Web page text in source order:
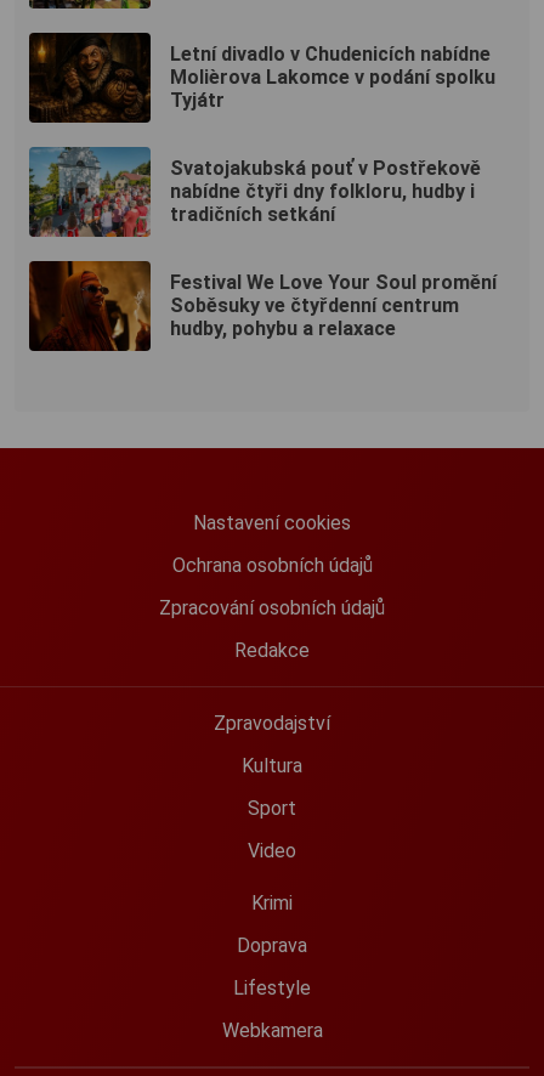
Letní divadlo v Chudenicích nabídne
Molièrova Lakomce v podání spolku
Tyjátr
Svatojakubská pouť v Postřekově
nabídne čtyři dny folkloru, hudby i
tradičních setkání
Festival We Love Your Soul promění
Soběsuky ve čtyřdenní centrum
hudby, pohybu a relaxace
Nastavení cookies
Ochrana osobních údajů
Zpracování osobních údajů
Redakce
Zpravodajství
Kultura
Sport
Video
Krimi
Doprava
Lifestyle
Webkamera